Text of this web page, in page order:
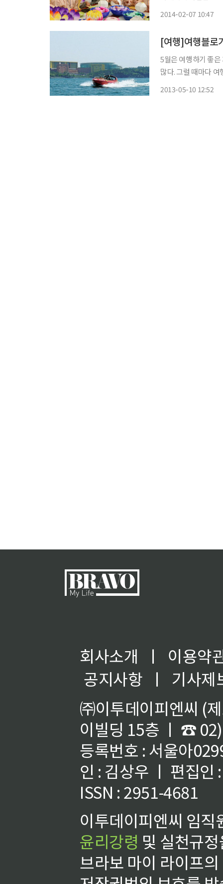
2014-02-07 10:47
[여행]여행블로
5월은 여행하기 좋
많다. 그럴 때마다
2013-05-10 12:52
회사소개 ㅣ
이용약
공지사항
ㅣ
기사제
㈜이투데이피엔씨 (
이빌딩 15층 ㅣ ☎
등록번호 : 서울아
인 : 김상우 ㅣ 편집인
ISSN : 2951-4681
이투데이피엔씨 임
윤리강령 및 실천규
브라보 마이 라이프